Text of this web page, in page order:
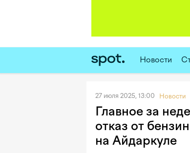
Новости
27 июля 2025, 13:00 Новости
Главное за
отказ от
на Айдаркуле